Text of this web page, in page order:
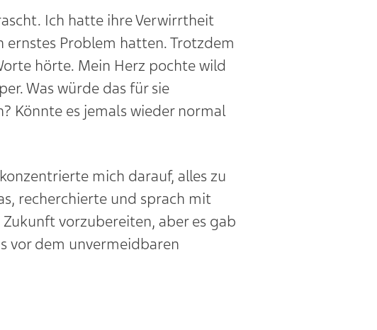
Ich hatte ihre Verwirrtheit
ernstes Problem hatten. Trotzdem
hörte. Mein Herz pochte wild
Was würde das für sie
Könnte es jemals wieder normal
mich darauf, alles zu
recherchierte und sprach mit
vorzubereiten, aber es gab
vor dem unvermeidbaren